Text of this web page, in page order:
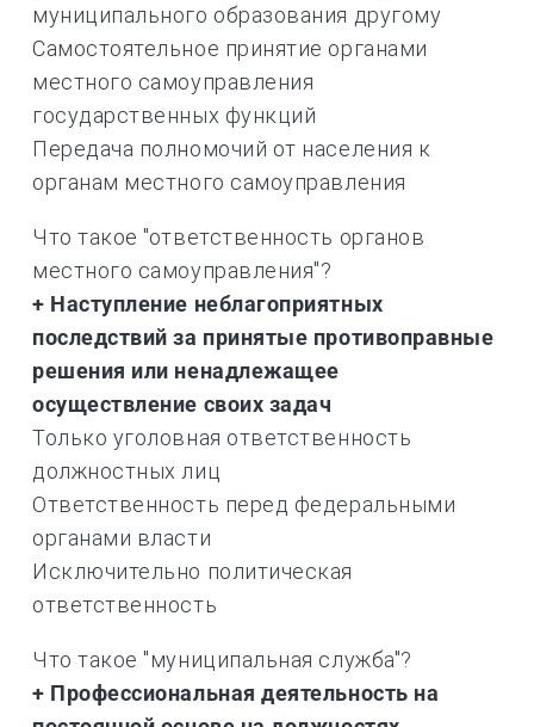
муниципального образования другому
Самостоятельное принятие органами
местного самоуправления
государственных функций
Передача полномочий от населения к
органам местного самоуправления
Что такое "ответственность органов
местного самоуправления"?
+ Наступление неблагоприятных
последствий за принятые противоправные
решения или ненадлежащее
осуществление своих задач
Только уголовная ответственность
должностных лиц
Ответственность перед федеральными
органами власти
Исключительно политическая
ответственность
Что такое "муниципальная служба"?
+ Профессиональная деятельность на